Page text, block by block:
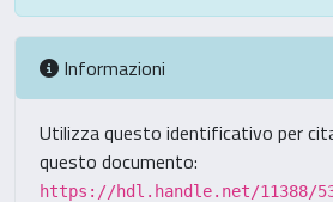
Informazioni
Utilizza questo identificativo per
questo documento:
https://hdl.handle.net/11388/